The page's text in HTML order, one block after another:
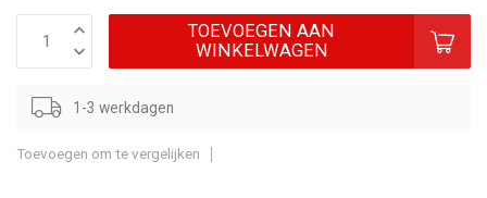
TOEVOEGEN AAN
WINKELWAGEN
1-3 werkdagen
Toevoegen om te vergelijken